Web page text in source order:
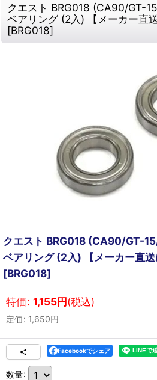
クエスト BRG018 (CA90/GT-
ベアリング (2入) 【メーカー直
[BRG018]
クエスト BRG018 (CA90/GT-
ベアリング (2入) 【メーカー直送
[BRG018]
特価: 1,155円(税込)
定価: 1,650円
Facebookでシェア
数量: